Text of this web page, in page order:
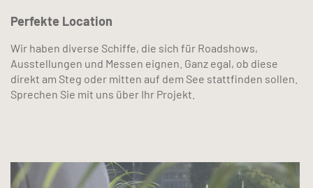
Perfekte Location
Wir haben diverse Schiffe, die sich für Roadshows,
Ausstellungen und Messen eignen. Ganz egal, ob diese
direkt am Steg oder mitten auf dem See stattfinden sollen.
Sprechen Sie mit uns über Ihr Projekt.